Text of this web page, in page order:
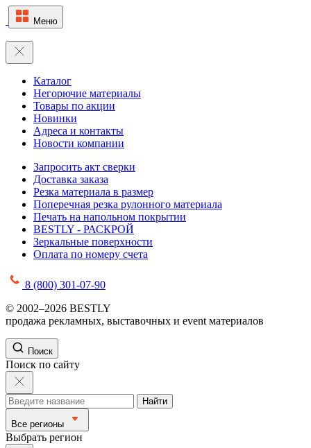
Меню
Каталог
Негорючие материалы
Товары по акции
Новинки
Адреса и контакты
Новости компании
Запросить акт сверки
Доставка заказа
Резка материала в размер
Поперечная резка рулонного материала
Печать на напольном покрытии
BESTLY - РАСКРОЙ
Зеркальные поверхности
Оплата по номеру счета
8 (800) 301-07-90
© 2002–2026 BESTLY
продажа рекламных, выставочных и event материалов
Поиск
Поиск по сайту
Найти
Все регионы
Выбрать регион